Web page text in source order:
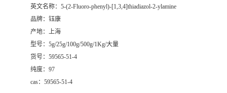
英文名称： 5-(2-Fluoro-phenyl)-[1,3,4]thiadiazol-2-ylamine
品牌： 钰康
产地： 上海
型号： 5g/25g/100g/500g/1Kg/大量
货号： 59565-51-4
纯度： 97
cas： 59565-51-4